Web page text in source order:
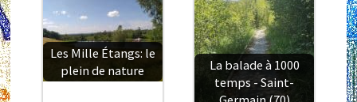
Les Mille Étangs: le
plein de nature
La balade à 1000
temps - Saint-